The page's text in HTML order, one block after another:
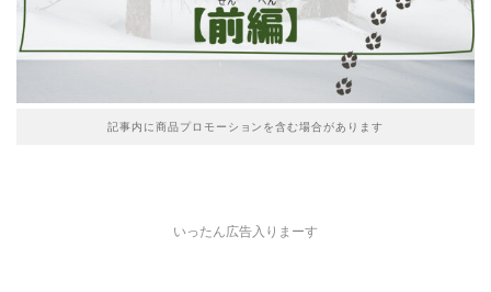
記事内に商品プロモーションを含む場合があります
いったん広告入りまーす